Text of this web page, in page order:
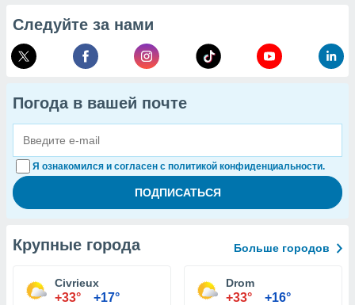
Следуйте за нами
Погода в вашей почте
Я ознакомился и согласен с политикой конфиденциальности.
Крупные города Больше городов
Civrieux
+33° +17°
Drom
+33° +16°